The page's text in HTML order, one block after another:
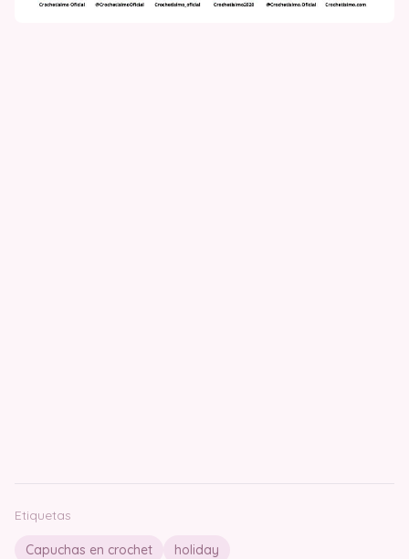
Etiquetas
Capuchas en crochet holiday